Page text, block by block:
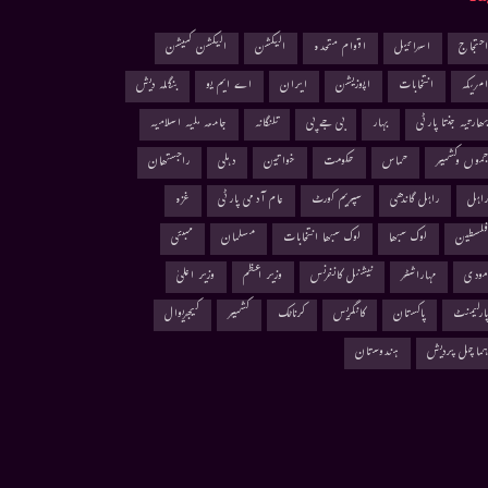
احتجاج اسرائیل اقوام متحدہ الیکشن
الیکشن کمیشن
امریکہ
انتخابات اپوزیشن ایران اے ایم یو
بنگلہ دیش
بھارتیہ جنتا پارٹی
بہار بی جے پی تلنگانہ
جامعہ ملیہ اسلامیہ
جموں وکشمیر
حماس حکومت خواتین دہلی
راجستھان
راہل
راہل گاندھی سپریم کورٹ عام آدمی پارٹی
غزہ
فلسطین
لوک سبھا لوک سبھا انتخابات مسلمان
ممبئی
مودی
مہاراشٹر نیشنل کانفرنس وزیر اعظم
وزیر اعلیٰ
پارلیمنٹ
پاکستان کانگریس کرناٹک کشمیر
کیجریوال
ہماچل پردیش
ہندوستان